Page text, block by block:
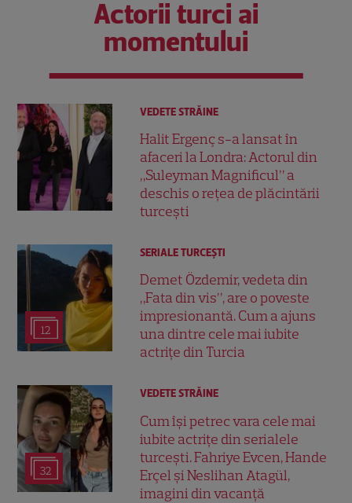
Actorii turci ai
momentului
VEDETE STRĂINE
Halit Ergenç s-a lansat în
afaceri la Londra: Actorul din
„Suleyman Magnificul” a
deschis o rețea de plăcintării
turcești
12
SERIALE TURCEŞTI
Demet Özdemir, vedeta din
„Fata din vis”, are o poveste
impresionantă. Cum a ajuns
una dintre cele mai iubite
actrițe din Turcia
32
VEDETE STRĂINE
Cum își petrec vara cele mai
iubite actrițe din serialele
turcești. Fahriye Evcen, Hande
Erçel și Neslihan Atagül,
imagini din vacanță